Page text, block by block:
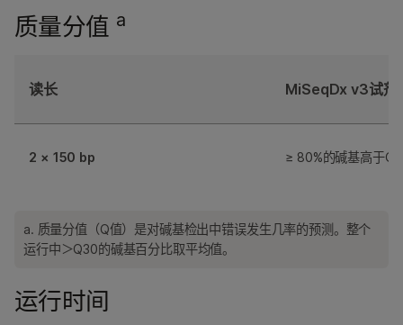
质量分值 a
读长 MiSeqDx v3试剂
2 × 150 bp ≥ 80%的碱基高于
a. 质量分值（Q值）是对碱基检出中错误发生几率的预测。整个
运行中＞Q30的碱基百分比取平均值。
运行时间